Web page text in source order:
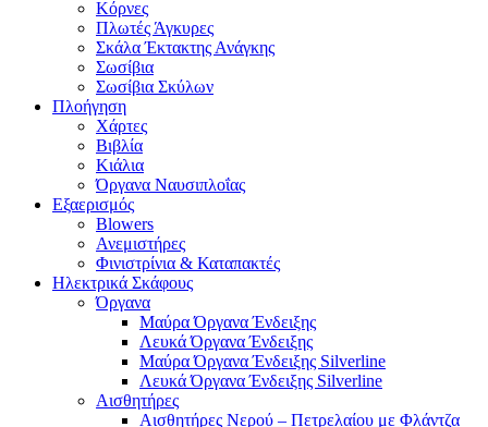
Κόρνες
Πλωτές Άγκυρες
Σκάλα Έκτακτης Ανάγκης
Σωσίβια
Σωσίβια Σκύλων
Πλοήγηση
Χάρτες
Βιβλία
Κιάλια
Όργανα Ναυσιπλοΐας
Εξαερισμός
Blowers
Ανεμιστήρες
Φινιστρίνια & Καταπακτές
Ηλεκτρικά Σκάφους
Όργανα
Μαύρα Όργανα Ένδειξης
Λευκά Όργανα Ένδειξης
Μαύρα Όργανα Ένδειξης Silverline
Λευκά Όργανα Ένδειξης Silverline
Αισθητήρες
Αισθητήρες Νερού – Πετρελαίου με Φλάντζα